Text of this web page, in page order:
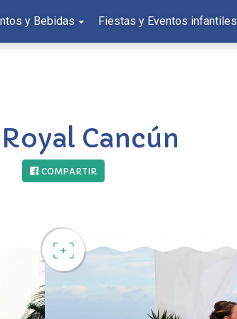
y Bebidas Fiestas y Eventos infantiles
Cancún
COMPARTIR